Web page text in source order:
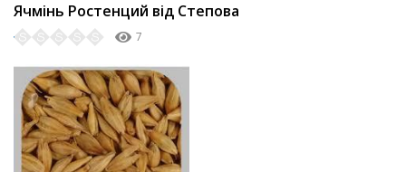
Ячмінь Ростенций від Степова
7